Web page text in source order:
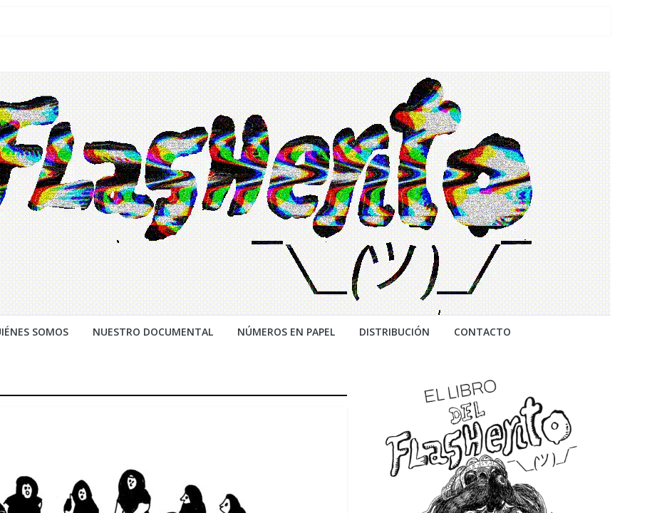
SOMOS NUESTRO DOCUMENTAL NÚMEROS EN PAPEL DISTRIBUCIÓN CONTACTO